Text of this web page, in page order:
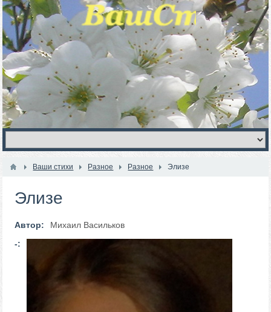
Ваши стихи Разное Разное Элизе
Элизе
Автор:
Михаил Васильков
-: